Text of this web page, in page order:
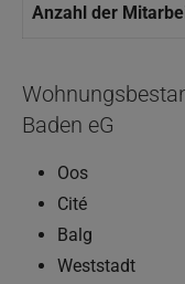
Anzahl der
Baden eG
Oos
Cité
Balg
Weststadt